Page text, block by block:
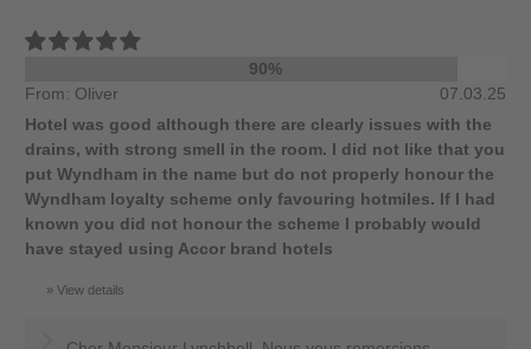
90%
From: Oliver
07.03.25
Hotel was good although there are clearly issues with the
drains, with strong smell in the room. I did not like that you
put Wyndham in the name but do not properly honour the
Wyndham loyalty scheme only favouring hotmiles. If I had
known you did not honour the scheme I probably would
have stayed using Accor brand hotels
View details